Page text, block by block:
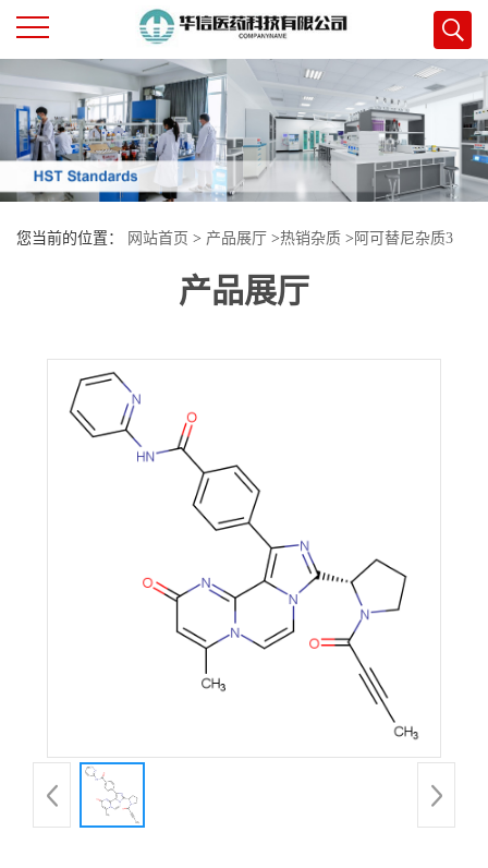
公
司
首
页
司
书
您当前的位置： 网站首页 > 产品展厅 >热销杂质 > 阿可替尼杂质3
产品展厅